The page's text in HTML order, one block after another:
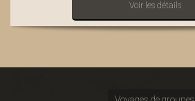
Voir les détails